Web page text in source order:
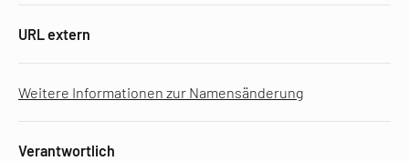
URL extern
Weitere Informationen zur Namensänderung
Verantwortlich